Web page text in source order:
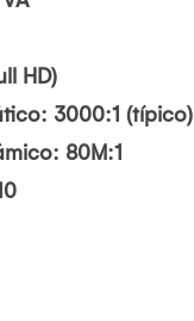
HD)
3000:1 (típico)
80M:1